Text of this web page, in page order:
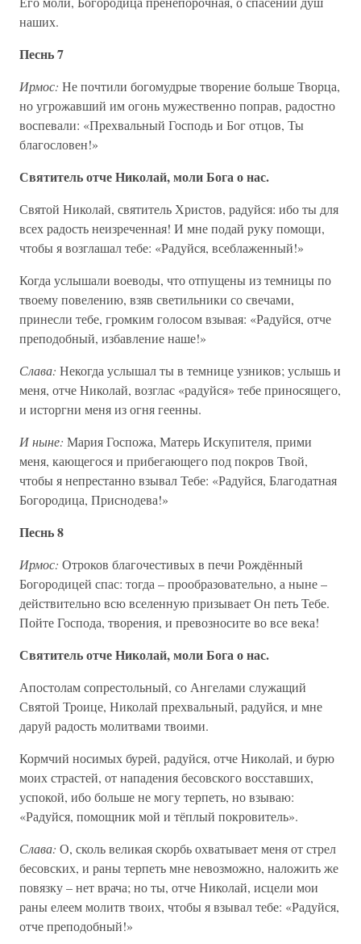
наших.
Песнь 7
Ирмос: Не почтили богомудрые творение больше Творца,
но угрожавший им огонь мужественно поправ, радостно
воспевали: «Прехвальный Господь и Бог отцов, Ты
благословен!»
Святитель отче Николай, моли Бога о нас.
Святой Николай, святитель Христов, радуйся: ибо ты для
всех радость неизреченная! И мне подай руку помощи,
чтобы я возглашал тебе: «Радуйся, всеблаженный!»
Когда услышали воеводы, что отпущены из темницы по
твоему повелению, взяв светильники со свечами,
принесли тебе, громким голосом взывая: «Радуйся, отче
преподобный, избавление наше!»
Слава: Некогда услышал ты в темнице узников; услышь и
меня, отче Николай, возглас «радуйся» тебе приносящего,
и исторгни меня из огня геенны.
И ныне: Мария Госпожа, Матерь Искупителя, прими
меня, кающегося и прибегающего под покров Твой,
чтобы я непрестанно взывал Тебе: «Радуйся, Благодатная
Богородица, Приснодева!»
Песнь 8
Ирмос: Отроков благочестивых в печи Рождённый
Богородицей спас: тогда – прообразовательно, а ныне –
действительно всю вселенную призывает Он петь Тебе.
Пойте Господа, творения, и превозносите во все века!
Святитель отче Николай, моли Бога о нас.
Апостолам сопрестольный, со Ангелами служащий
Святой Троице, Николай прехвальный, радуйся, и мне
даруй радость молитвами твоими.
Кормчий носимых бурей, радуйся, отче Николай, и бурю
моих страстей, от нападения бесовского восставших,
успокой, ибо больше не могу терпеть, но взываю:
«Радуйся, помощник мой и тёплый покровитель».
Слава: О, сколь великая скорбь охватывает меня от стрел
бесовских, и раны терпеть мне невозможно, наложить же
повязку – нет врача; но ты, отче Николай, исцели мои
раны елеем молитв твоих, чтобы я взывал тебе: «Радуйся,
отче преподобный!»